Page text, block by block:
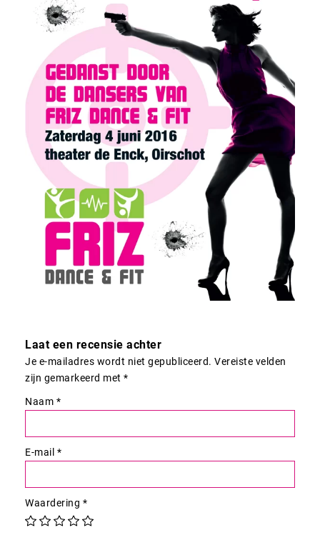
Laat een recensie achter
Je e-mailadres wordt niet gepubliceerd. Vereiste velden
zijn gemarkeerd met *
Naam *
E-mail *
Waardering *